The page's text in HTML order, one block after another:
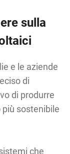
sulla
e le aziende
di
di produrre
sostenibile
che